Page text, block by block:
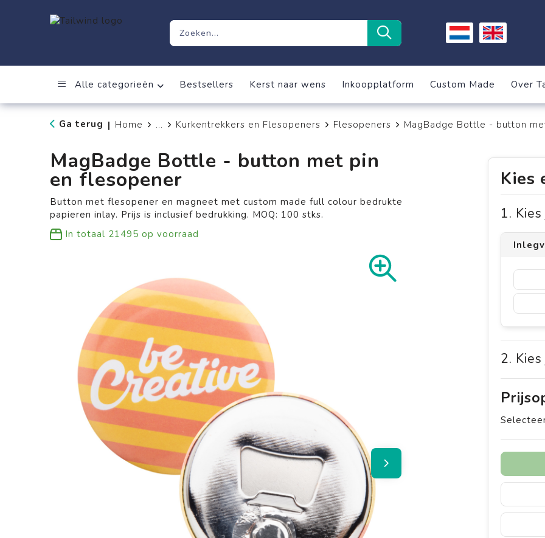
Alle categorieën Bestsellers Kerst naar wens Inkoopplatform Custom Made Over
Ga terug | Home ... Kurkentrekkers en Flesopeners Flesopeners MagBadge Bottle - button
MagBadge Bottle - button met pin
en flesopener
Button met flesopener en magneet met custom made full colour bedrukte
papieren inlay. Prijs is inclusief bedrukking. MOQ: 100 stks.
In totaal 21495 op voorraad
Kies
1.
2.